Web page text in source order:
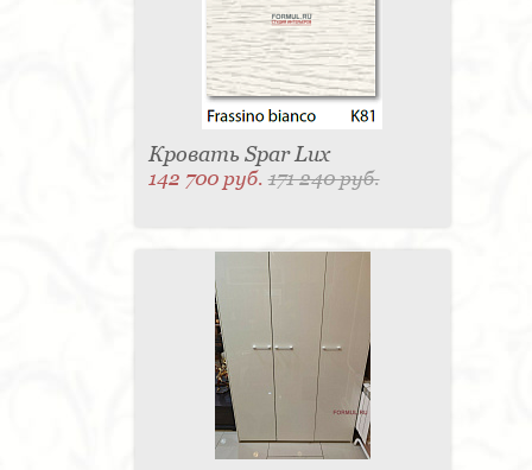
Панель настенная для TV - 4
Кассетница - 3 Держатель для
туалетной бумаги - 3Поднос - 3
Пантограф - 3Мыльница - 3Раковина - 3
Кухня - 2Стиральная машина - 2
Туалетный столик - 2Тумба - 2
Карниз для штор - 2
Газетница - 2
Крючок - 2Полотенцесушитель - 2
Розетка - 2Игрушка - 1Игрушка - 1
ресепшен - 1
Морозильная камера - 1
Выдвижная система - 1
Игрушка - 1 Игрушка - 1
Держатель для одежды - 1
Бутылочница - 1
Ширма - 1
Микроволновая печь - 1 Кондиционер - 1
Душевая кабина - 1
Буфет - 1
Игрушка - 1
Игрушка - 1
Игрушка - 1
Игрушка - 1
Подогреватель посуды - 1
Игрушка - 1
Кровать Spar Lux
142 700 руб.171 240 руб.